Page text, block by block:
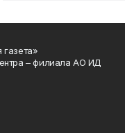
– филиала АО ИД